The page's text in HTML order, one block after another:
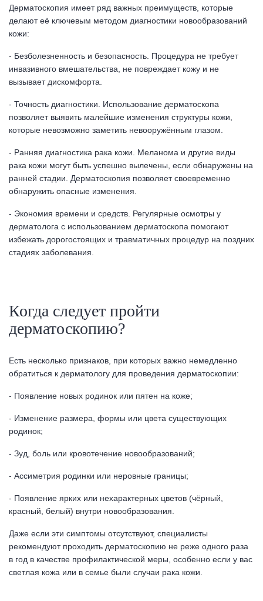
Дерматоскопия имеет ряд важных преимуществ, которые
делают её ключевым методом диагностики новообразований
кожи:
- Безболезненность и безопасность. Процедура не требует
инвазивного вмешательства, не повреждает кожу и не
вызывает дискомфорта.
- Точность диагностики. Использование дерматоскопа
позволяет выявить малейшие изменения структуры кожи,
которые невозможно заметить невооружённым глазом.
- Ранняя диагностика рака кожи. Меланома и другие виды
рака кожи могут быть успешно вылечены, если обнаружены на
ранней стадии. Дерматоскопия позволяет своевременно
обнаружить опасные изменения.
- Экономия времени и средств. Регулярные осмотры у
дерматолога с использованием дерматоскопа помогают
избежать дорогостоящих и травматичных процедур на поздних
стадиях заболевания.
Когда следует пройти
дерматоскопию?
Есть несколько признаков, при которых важно немедленно
обратиться к дерматологу для проведения дерматоскопии:
- Появление новых родинок или пятен на коже;
- Изменение размера, формы или цвета существующих
родинок;
- Зуд, боль или кровотечение новообразований;
- Ассиметрия родинки или неровные границы;
- Появление ярких или нехарактерных цветов (чёрный,
красный, белый) внутри новообразования.
Даже если эти симптомы отсутствуют, специалисты
рекомендуют проходить дерматоскопию не реже одного раза
в год в качестве профилактической меры, особенно если у вас
светлая кожа или в семье были случаи рака кожи.